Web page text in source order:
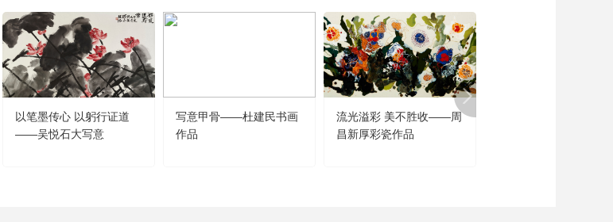
以笔墨传心 以躬行证道
——吴悦石大写意
写意甲骨——杜建民书画
作品
流光溢彩 美不胜收——周
昌新厚彩瓷作品